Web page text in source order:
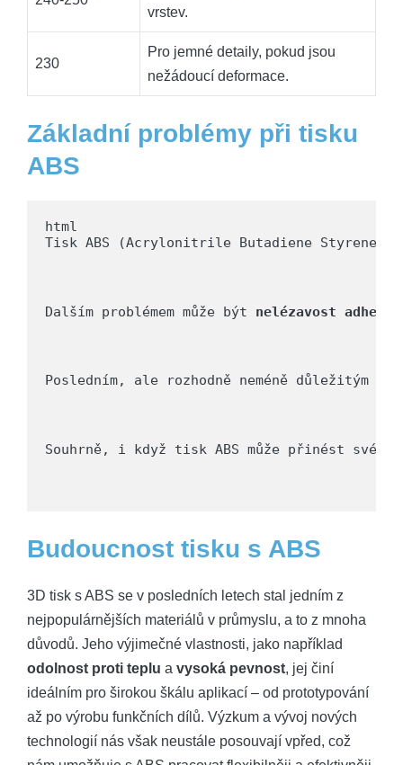
vrstev.
230
Pro jemné detaily, pokud jsou
nežádoucí deformace.
Základní problémy při tisku
ABS
Tisk ABS (Acrylonitrile Butadiene Styrene)
Dalším problémem může být nelézavost adheze
Posledním, ale rozhodně neméně důležitým
Souhrně, i když tisk ABS může přinést své
Budoucnost tisku s ABS
3D tisk s ABS se v posledních letech stal jedním z
nejpopulárnějších materiálů v průmyslu, a to z mnoha
důvodů. Jeho výjimečné vlastnosti, jako například
odolnost proti teplu a vysoká pevnost, jej činí
ideálním pro širokou škálu aplikací – od prototypování
až po výrobu funkčních dílů. Výzkum a vývoj nových
technologií nás však neustále posouvají vpřed, což